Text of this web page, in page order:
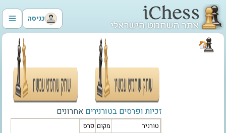
כניסה
זכיות ופרסים בטורנירים אחרונים
טורניר מקום פרס